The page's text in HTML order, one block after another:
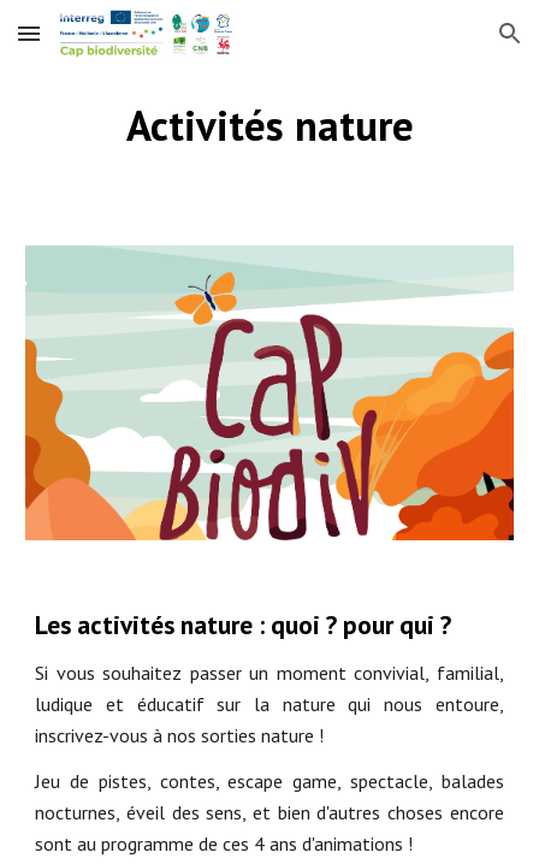
Skip to main content Skip to navigation
Activités nature
Les activités nature : quoi ? pour qui?
Si vous souhaitez passer un moment convivial, familial,
ludique et éducatif sur la nature qui nous entoure,
inscrivez-vous à nos sorties nature !
Jeu de pistes, contes, escape game, spectacle, balades
nocturnes, éveil des sens, et bien d'autres choses encore
sont au programme de ces 4 ans d'animations !